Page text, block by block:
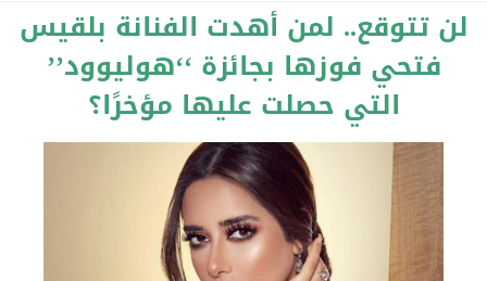
لن تتوقع.. لمن أهدت الفنانة بلقيس
فتحي فوزها بجائزة ‘‘هوليوود’’
التي حصلت عليها مؤخرًا؟